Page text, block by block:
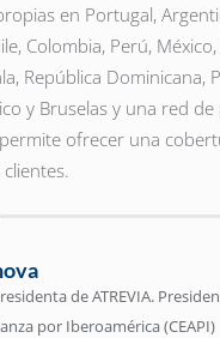
en Portugal,
Colombia, Perú,
República Dominicana,
y Bruselas y una red
ofrecer una
de ATREVIA.
por Iberoamérica (CEAPI)